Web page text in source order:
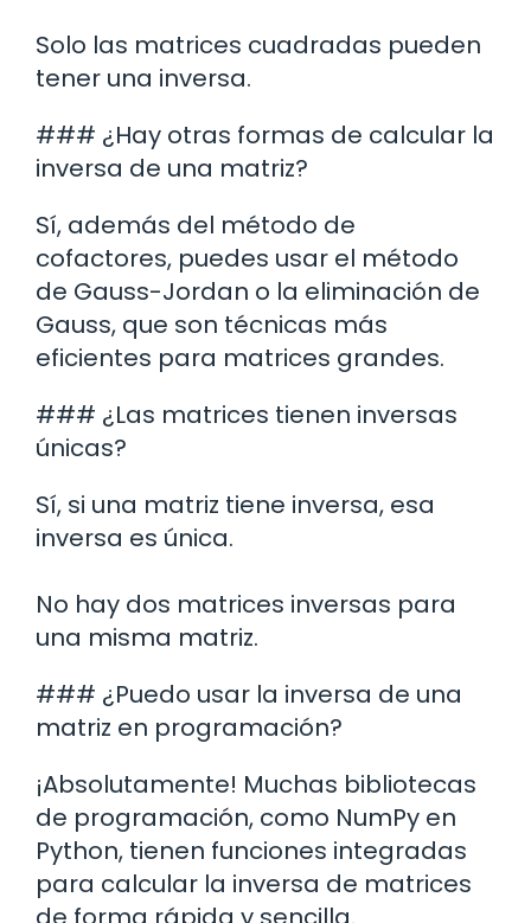
Solo las matrices cuadradas pueden
tener una inversa.
### ¿Hay otras formas de calcular la
inversa de una matriz?
Sí, además del método de
cofactores, puedes usar el método
de Gauss-Jordan o la eliminación de
Gauss, que son técnicas más
eficientes para matrices grandes.
### ¿Las matrices tienen inversas
únicas?
Sí, si una matriz tiene inversa, esa
inversa es única.
No hay dos matrices inversas para
una misma matriz.
### ¿Puedo usar la inversa de una
matriz en programación?
¡Absolutamente! Muchas bibliotecas
de programación, como NumPy en
Python, tienen funciones integradas
para calcular la inversa de matrices